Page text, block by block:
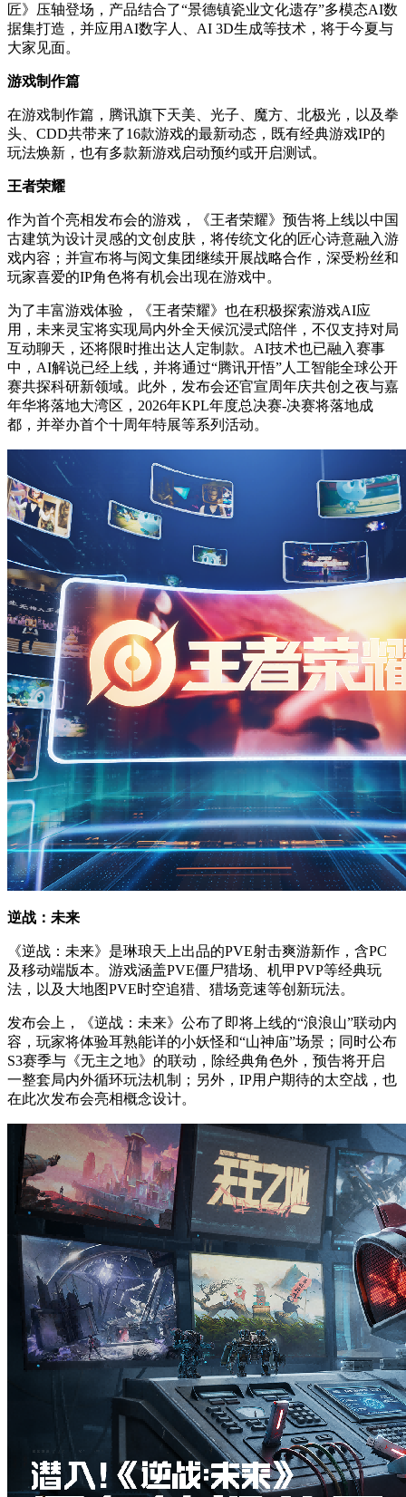
匠》压轴登场，产品结合了“景德镇瓷业文化遗存”多模态AI数
据集打造，并应用AI数字人、AI 3D生成等技术，将于今夏与
大家见面。
游戏制作篇
在游戏制作篇，腾讯旗下天美、光子、魔方、北极光，以及拳
头、CDD共带来了16款游戏的最新动态，既有经典游戏IP的
玩法焕新，也有多款新游戏启动预约或开启测试。
王者荣耀
作为首个亮相发布会的游戏，《王者荣耀》预告将上线以中国
古建筑为设计灵感的文创皮肤，将传统文化的匠心诗意融入游
戏内容；并宣布将与阅文集团继续开展战略合作，深受粉丝和
玩家喜爱的IP角色将有机会出现在游戏中。
为了丰富游戏体验，《王者荣耀》也在积极探索游戏AI应
用，未来灵宝将实现局内外全天候沉浸式陪伴，不仅支持对局
互动聊天，还将限时推出达人定制款。AI技术也已融入赛事
中，AI解说已经上线，并将通过“腾讯开悟”人工智能全球公开
赛共探科研新领域。此外，发布会还官宣周年庆共创之夜与嘉
年华将落地大湾区，2026年KPL年度总决赛-决赛将落地成
都，并举办首个十周年特展等系列活动。
逆战：未来
《逆战：未来》是琳琅天上出品的PVE射击爽游新作，含PC
及移动端版本。游戏涵盖PVE僵尸猎场、机甲PVP等经典玩
法，以及大地图PVE时空追猎、猎场竞速等创新玩法。
发布会上，《逆战：未来》公布了即将上线的“浪浪山”联动内
容，玩家将体验耳熟能详的小妖怪和“山神庙”场景；同时公布
S3赛季与《无主之地》的联动，除经典角色外，预告将开启
一整套局内外循环玩法机制；另外，IP用户期待的太空战，也
在此次发布会亮相概念设计。